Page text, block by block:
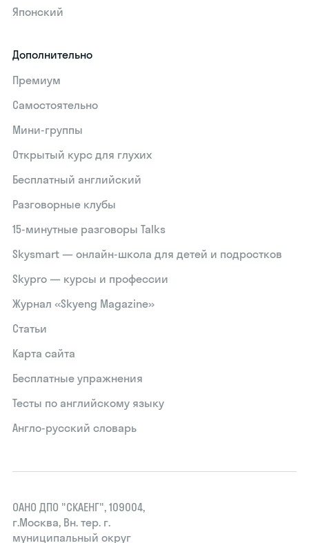
Японский
Дополнительно
Премиум
Самостоятельно
Мини-группы
Открытый курс для глухих
Бесплатный английский
Разговорные клубы
15‑минутные разговоры Talks
Skysmart — онлайн-школа для детей и подростков
Skypro — курсы и профессии
Журнал «Skyeng Magazine»
Статьи
Карта сайта
Бесплатные упражнения
Тесты по английскому языку
Англо-русский словарь
ОАНО ДПО "СКАЕНГ", 109004,
г.Москва, Вн. тер. г.
муниципальный округ